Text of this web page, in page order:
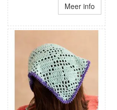
Meer info